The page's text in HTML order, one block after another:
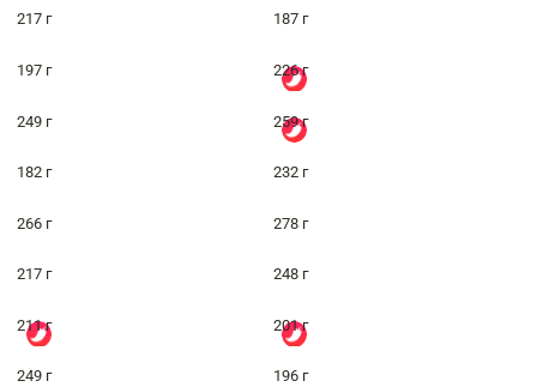
217 г 187 г
197 г 226 г
249 г 259 г
182 г 232 г
266 г 278 г
217 г 248 г
211 г 201 г
249 г 196 г